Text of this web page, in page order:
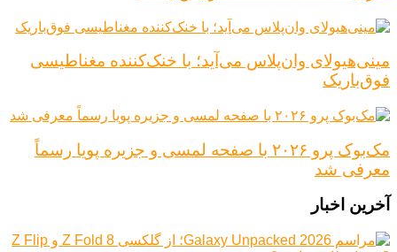
مینی‌هیولای وان‌پلاس می‌آید؛ با خنک‌کننده مغناطیسی
فوق‌باریک
مک‌بوک پرو ۲۰۲۶ با صفحه لمسی و جزیره پویا رسماً
معرفی شد
آخرین اخبار